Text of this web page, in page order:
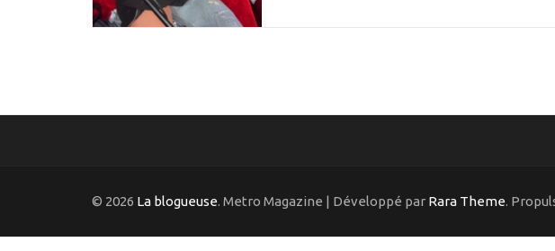
© 2026 La blogueuse. Metro Magazine | Développé par Rara Theme.